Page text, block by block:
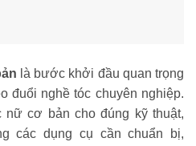
là bước khởi đầu quan trọng
đuổi nghề tóc chuyên nghiệp.
cơ bản cho đúng kỹ thuật,
các dụng cụ cần chuẩn bị,